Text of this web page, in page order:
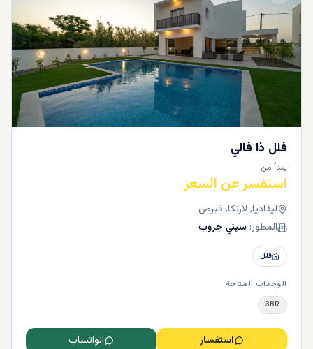
فلل ذا فالي
يبدأ من
استفسر عن السعر
ليفاديا, لارنكا, قبرص
المطور: سيتي جروب
فلل
الوحدات المتاحة
3BR
استفسار الواتساب